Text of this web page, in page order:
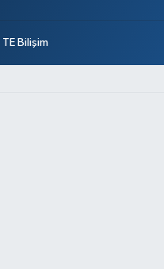
TE Bilişim